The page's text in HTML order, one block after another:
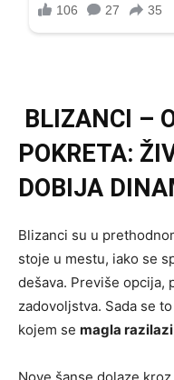
BLIZANCI –
POKRETA:
DOBIJA
Blizanci su u
stoje u mestu, iako se
dešava. Previše opcija,
zadovoljstva. Sada se
kojem se magla razilazi